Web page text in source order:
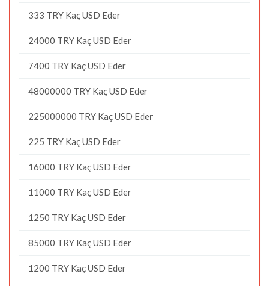
333 TRY Kaç USD Eder
24000 TRY Kaç USD Eder
7400 TRY Kaç USD Eder
48000000 TRY Kaç USD Eder
225000000 TRY Kaç USD Eder
225 TRY Kaç USD Eder
16000 TRY Kaç USD Eder
11000 TRY Kaç USD Eder
1250 TRY Kaç USD Eder
85000 TRY Kaç USD Eder
1200 TRY Kaç USD Eder